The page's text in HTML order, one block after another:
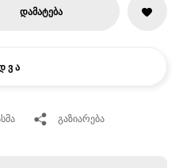
ᲓᲐᲛᲐᲢᲔᲑᲐ
Ვ Ა
გაზიარება